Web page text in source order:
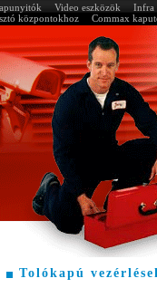
Video eszközök
Infra
központokhoz Commax
Tolókapú